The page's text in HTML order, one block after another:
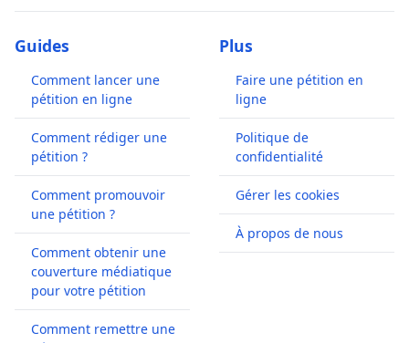
Guides
Comment lancer une
pétition en ligne
Comment rédiger une
pétition ?
Comment promouvoir
une pétition ?
Comment obtenir une
couverture médiatique
pour votre pétition
Comment remettre une
Plus
Faire une pétition en
ligne
Politique de
confidentialité
Gérer les cookies
À propos de nous